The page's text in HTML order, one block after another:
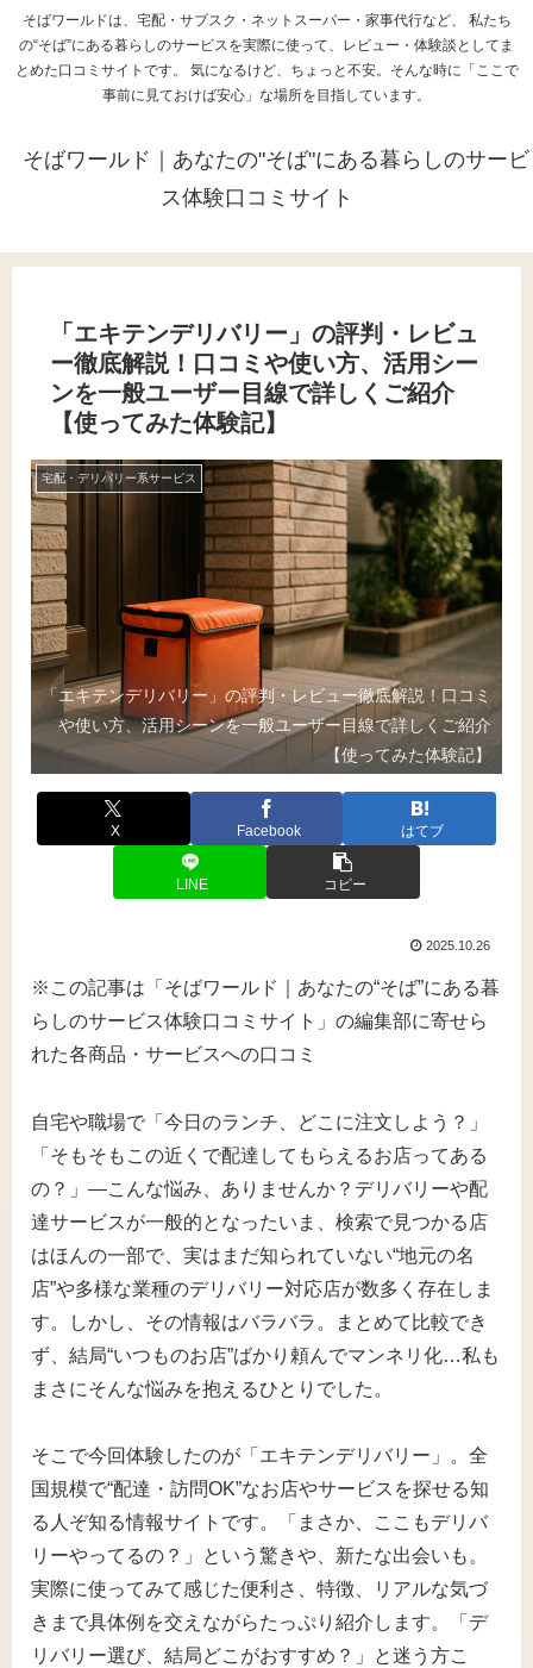
そばワールドは、宅配・サブスク・ネットスーパー・家事代行など、 私たち
の“そば”にある暮らしのサービスを実際に使って、レビュー・体験談としてま
とめた口コミサイトです。 気になるけど、ちょっと不安。そんな時に「ここで
事前に見ておけば安心」な場所を目指しています。
そばワールド｜あなたの"そば"にある暮らしのサービ
ス体験口コミサイト
「エキテンデリバリー」の評判・レビュ
ー徹底解説！口コミや使い方、活用シー
ンを一般ユーザー目線で詳しくご紹介
【使ってみた体験記】
宅配・デリバリー系サービス
「エキテンデリバリー」の評判・レビュー徹底解説！口コミ
や使い方、活用シーンを一般ユーザー目線で詳しくご紹介
【使ってみた体験記】
X Facebook はてブ
LINE コピー
2025.10.26
※この記事は「そばワールド｜あなたの“そば”にある暮
らしのサービス体験口コミサイト」の編集部に寄せら
れた各商品・サービスへの口コミ
自宅や職場で「今日のランチ、どこに注文しよう？」
「そもそもこの近くで配達してもらえるお店ってある
の？」―こんな悩み、ありませんか？デリバリーや配
達サービスが一般的となったいま、検索で見つかる店
はほんの一部で、実はまだ知られていない“地元の名
店”や多様な業種のデリバリー対応店が数多く存在しま
す。しかし、その情報はバラバラ。まとめて比較でき
ず、結局“いつものお店”ばかり頼んでマンネリ化…私も
まさにそんな悩みを抱えるひとりでした。
そこで今回体験したのが「エキテンデリバリー」。全
国規模で“配達・訪問OK”なお店やサービスを探せる知
る人ぞ知る情報サイトです。「まさか、ここもデリバ
リーやってるの？」という驚きや、新たな出会いも。
実際に使ってみて感じた便利さ、特徴、リアルな気づ
きまで具体例を交えながらたっぷり紹介します。「デ
リバリー選び、結局どこがおすすめ？」と迷う方こ